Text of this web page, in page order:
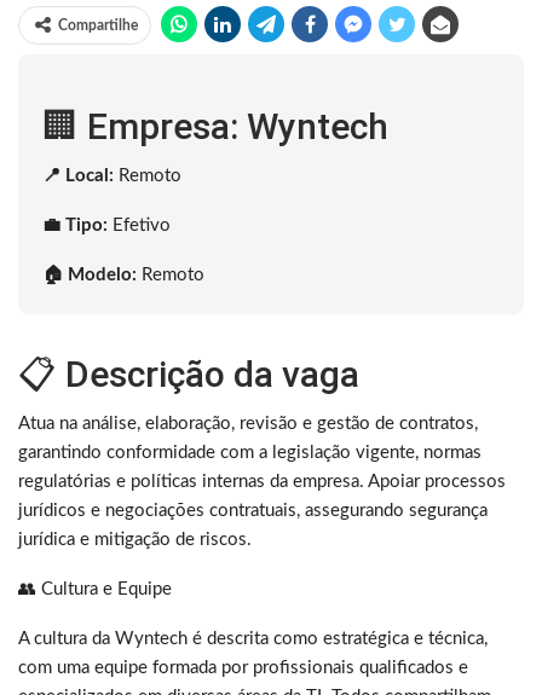
Compartilhe
🏢 Empresa: Wyntech
📍 Local: Remoto
💼 Tipo: Efetivo
🏠 Modelo: Remoto
📋 Descrição da vaga
Atua na análise, elaboração, revisão e gestão de contratos,
garantindo conformidade com a legislação vigente, normas
regulatórias e políticas internas da empresa. Apoiar processos
jurídicos e negociações contratuais, assegurando segurança
jurídica e mitigação de riscos.
👥 Cultura e Equipe
A cultura da Wyntech é descrita como estratégica e técnica,
com uma equipe formada por profissionais qualificados e